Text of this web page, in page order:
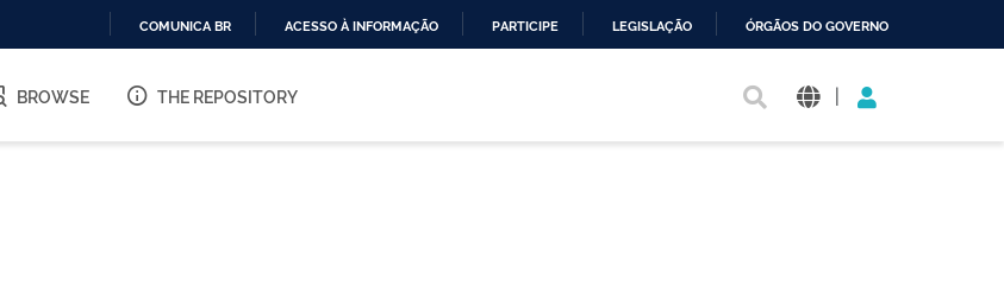
O
COMUNICA BR ACESSO À INFORMAÇÃO PARTICIPE LEGISLAÇÃO ÓRGÃOS DO GOVERNO
BROWSE THE REPOSITORY |